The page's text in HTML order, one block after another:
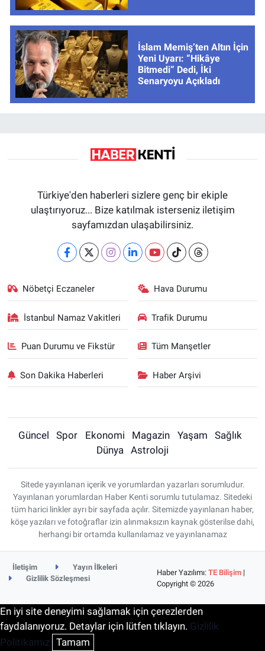
İslam Memiş’ten Altın İçin
Yeni Uyarı: “Hikâye
Bitmedi” Dedi, İki
Senaryoyu Açıkladı
Türkiye'den haberleri sizlere genç bir ekiple
ulaştırıyoruz... Bize katılmak isterseniz iletişim
sayfamızdan ulaşabilirsiniz.
Nöbetçi Eczaneler Hava Durumu
İstanbul Namaz Vakitleri Trafik Durumu
Puan Durumu ve Fikstür Tüm Manşetler
Son Dakika Haberleri Haber Arşivi
Güncel Spor Ekonomi Magazin Yaşam
Sağlık
Dünya
Astroloji
Sitede yayınlanan içerik ve yorumlardan yazarları sorumludur.
Yayınlanan yorumlardan Haber Kenti sorumlu tutulamaz. Sitedeki
tüm harici linkler ayrı bir sayfada açılır. Sitemizde yayınlanan haber,
köşe yazıları ve fotoğraflar izin alınmaksızın kaynak gösterilse dahi,
herhangi bir ortamda kullanılamaz ve yayınlanamaz
İletişim
Yayın İlkeleri
Gizlilik Sözleşmesi
Haber Yazılımı:TE Bilişim |
Copyright © 2026
En iyi site deneyimi sağlamak için çerezlerden
faydalanıyoruz. Detaylar için lütfen tıklayın. Gizlilik
Politikamız Tamam